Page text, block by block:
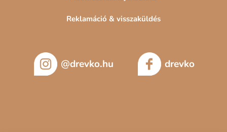
Reklamáció & visszaküldés
@drevko.hu drevko